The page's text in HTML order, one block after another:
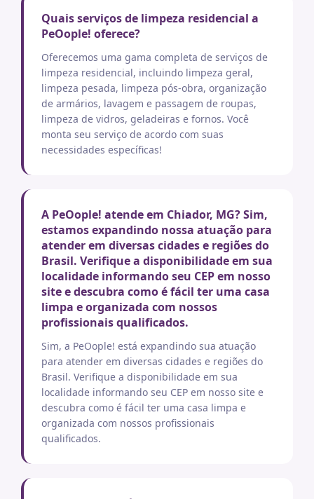
Quais serviços de limpeza residencial a
PeOople! oferece?
Oferecemos uma gama completa de serviços de
limpeza residencial, incluindo limpeza geral,
limpeza pesada, limpeza pós-obra, organização
de armários, lavagem e passagem de roupas,
limpeza de vidros, geladeiras e fornos. Você
monta seu serviço de acordo com suas
necessidades específicas!
A PeOople! atende em Chiador, MG? Sim,
estamos expandindo nossa atuação para
atender em diversas cidades e regiões do
Brasil. Verifique a disponibilidade em sua
localidade informando seu CEP em nosso
site e descubra como é fácil ter uma casa
limpa e organizada com nossos
profissionais qualificados.
Sim, a PeOople! está expandindo sua atuação
para atender em diversas cidades e regiões do
Brasil. Verifique a disponibilidade em sua
localidade informando seu CEP em nosso site e
descubra como é fácil ter uma casa limpa e
organizada com nossos profissionais
qualificados.